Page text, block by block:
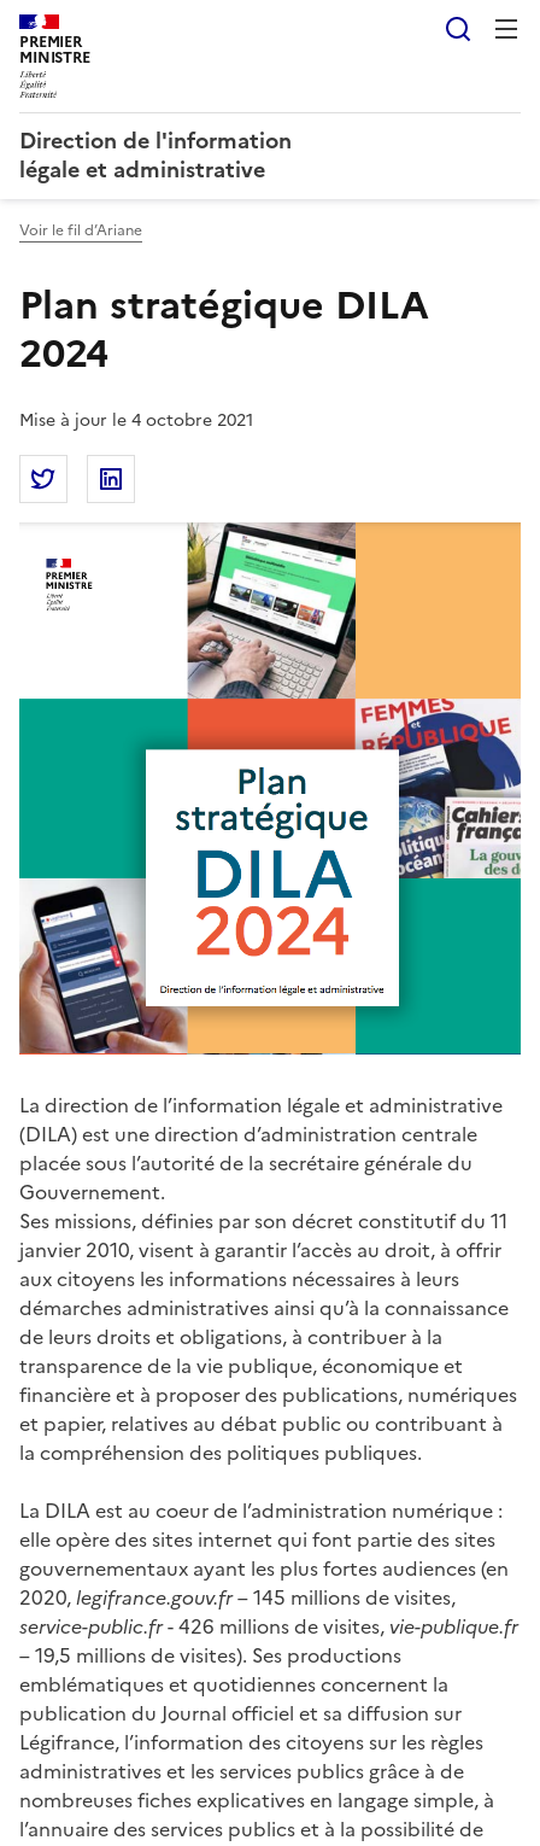
PREMIER
MINISTRE
Direction de l'information
légale et administrative
Voir le fil d’Ariane
Plan stratégique DILA
2024
Mise à jour le 4 octobre 2021
Partager la page
Partager Plan stratégique DILA 2024 sur Twitter
La direction de l’information légale et administrative
(DILA) est une direction d’administration centrale
placée sous l’autorité de la secrétaire générale du
Gouvernement.
Ses missions, définies par son décret constitutif du 11
janvier 2010, visent à garantir l’accès au droit, à offrir
aux citoyens les informations nécessaires à leurs
démarches administratives ainsi qu’à la connaissance
de leurs droits et obligations, à contribuer à la
transparence de la vie publique, économique et
financière et à proposer des publications, numériques
et papier, relatives au débat public ou contribuant à
la compréhension des politiques publiques.
La DILA est au coeur de l’administration numérique :
elle opère des sites internet qui font partie des sites
gouvernementaux ayant les plus fortes audiences (en
2020,legifrance.gouv.fr– 145 millions de visites,
service-public.fr- 426 millions de visites, vie-publique.fr
– 19,5 millions de visites). Ses productions
emblématiques et quotidiennes concernent la
publication du Journal officiel et sa diffusion sur
Légifrance, l’information des citoyens sur les règles
administratives et les services publics grâce à de
nombreuses fiches explicatives en langage simple, à
l’annuaire des services publics et à la possibilité de